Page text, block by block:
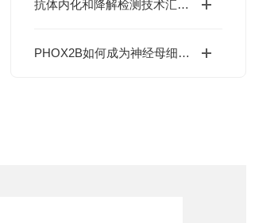
抗体内化和降解检测技术汇总—助力ADC药物研发
PHOX2B如何成为神经母细胞瘤的可靠诊断标志物？